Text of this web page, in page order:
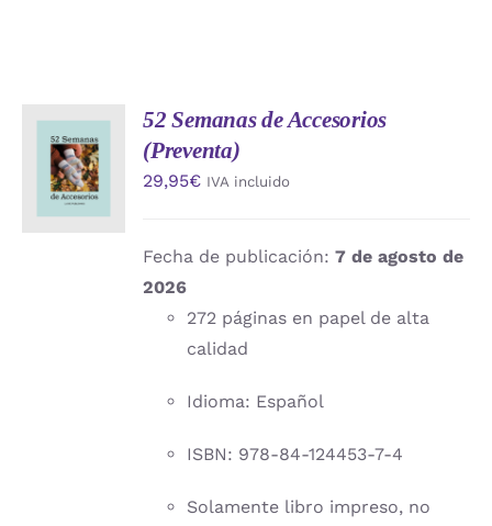
AL
CARRITO
/
DETALLES
52 Semanas de Accesorios
(Preventa)
29,95€ IVA incluido
Fecha de publicación:7 de agosto de
2026
272 páginas en papel de alta
calidad
Idioma: Español
ISBN: 978-84-124453-7-4
Solamente libro impreso, no